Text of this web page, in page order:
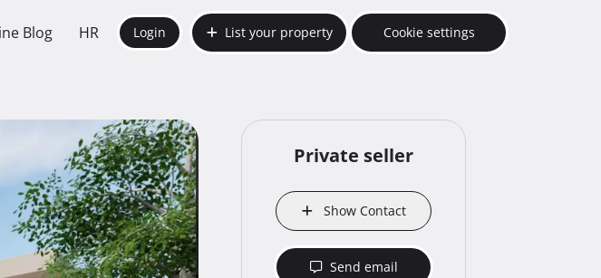
Blog HR Login List your property Cookie settings
Private seller
Show Contact
Send email